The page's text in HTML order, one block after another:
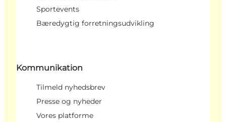
Sportevents
Bæredygtig forretningsudvikling
Kommunikation
Tilmeld nyhedsbrev
Presse og nyheder
Vores platforme